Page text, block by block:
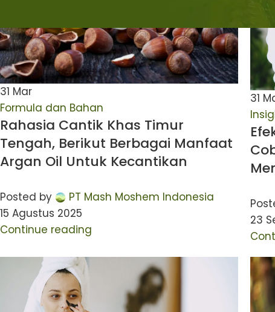
31 Mar
Formula dan Bahan
Rahasia Cantik Khas Timur
Tengah, Berikut Berbagai Manfaat
Argan Oil Untuk Kecantikan
Posted by
PT Mash Moshem Indonesia
15 Agustus 2025
Continue reading
31
23